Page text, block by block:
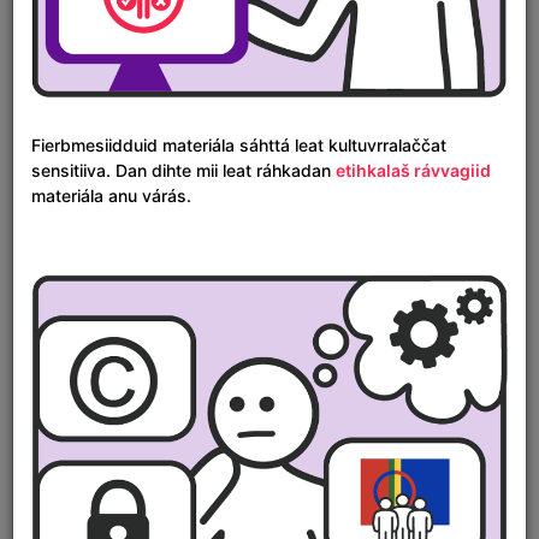
Áigelinnjá
Fierbmesiidduid materiála sáhttá leat kultuvrralaččat
sensitiiva. Dan dihte mii leat ráhkadan etihkalaš rávvagiid
materiála anu várás.